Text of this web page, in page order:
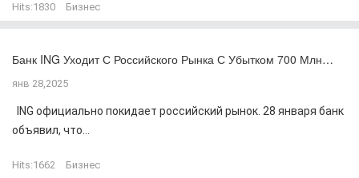
Hits:1830 Бизнес
Банк ING Уходит С Российского Рынка С Убытком 700 Млн…
янв 28,2025
ING официально покидает российский рынок. 28 января банк
объявил, что...
Hits:1662 Бизнес